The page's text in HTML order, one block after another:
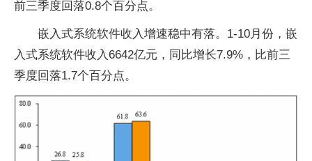
前三季度回落0.8个百分点。
嵌入式系统软件收入增速稳中有落。1-10月份，嵌
入式系统软件收入6642亿元，同比增长7.9%，比前三
季度回落1.7个百分点。